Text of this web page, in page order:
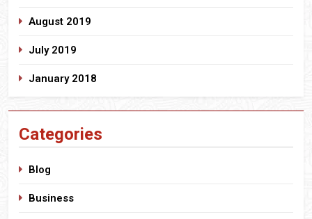
August 2019
July 2019
January 2018
Categories
Blog
Business